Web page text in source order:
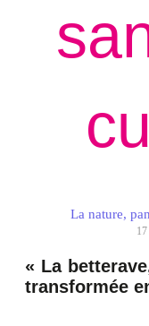
La nature,
« La
transformée